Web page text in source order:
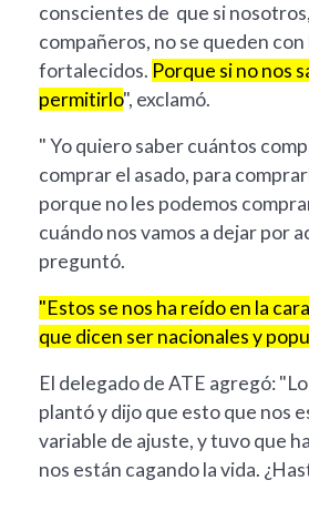
conscientes de que si
compañeros, no se queden
fortalecidos. Porque si no nos
permitirlo", exclamó.
" Yo quiero saber cuántos
comprar el asado, para
porque no les podemos
cuándo nos vamos a dejar por
preguntó.
"Estos se nos ha reído en la
que dicen ser nacionales y
El delegado de ATE agregó:
plantó y dijo que esto que nos
variable de ajuste, y tuvo que
nos están cagando la vida.